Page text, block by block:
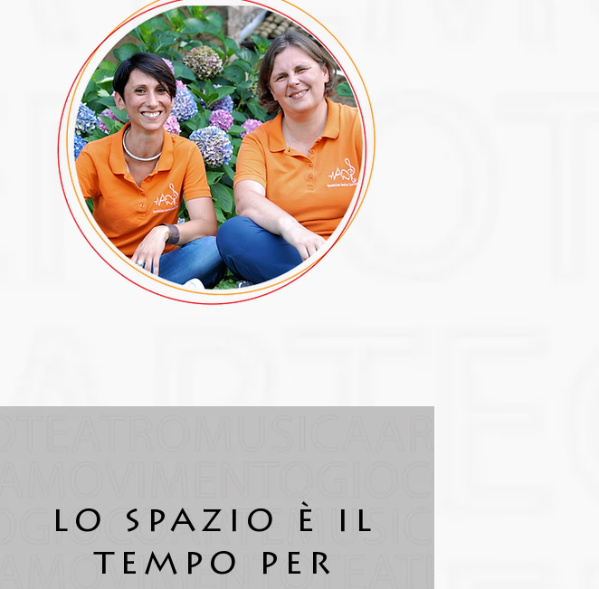
lo spazio è il
tempo per